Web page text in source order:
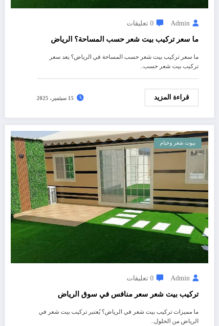
Admin 0 تعليقات
ما سعر تركيب بيت شعر حسب المساحة؟ الرياض
ما سعر تركيب بيت شعر حسب المساحة في الرياض؟ يعد سعر
تركيب بيت شعر حسب…
قراءة المزيد 15 سبتمبر، 2025
بيوت شعر وخيام
Admin 0 تعليقات
تركيب بيت شعر سعر منافس في سوق الرياض
ما مميزات تركيب بيت شعر في الرياض؟ يُعتبر تركيب بيت شعر في
الرياض من الحلول…